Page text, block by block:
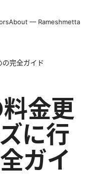
About — Rameshmetta
完全ガイド
金更
に行
ガイ